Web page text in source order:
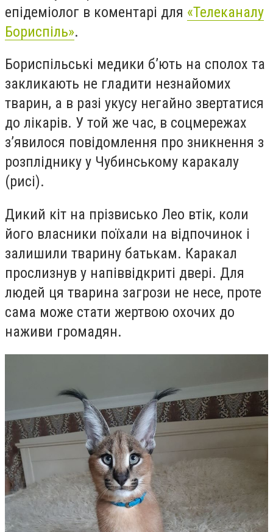
епідеміолог в коментарі для «Телеканалу
Бориспіль».
Бориспільські медики б’ють на сполох та
закликають не гладити незнайомих
тварин, а в разі укусу негайно звертатися
до лікарів. У той же час, в соцмережах
з’явилося повідомлення про зникнення з
розпліднику у Чубинському каракалу
(рисі).
Дикий кіт на прізвисько Лео втік, коли
його власники поїхали на відпочинок і
залишили тварину батькам. Каракал
прослизнув у напіввідкриті двері. Для
людей ця тварина загрози не несе, проте
сама може стати жертвою охочих до
наживи громадян.